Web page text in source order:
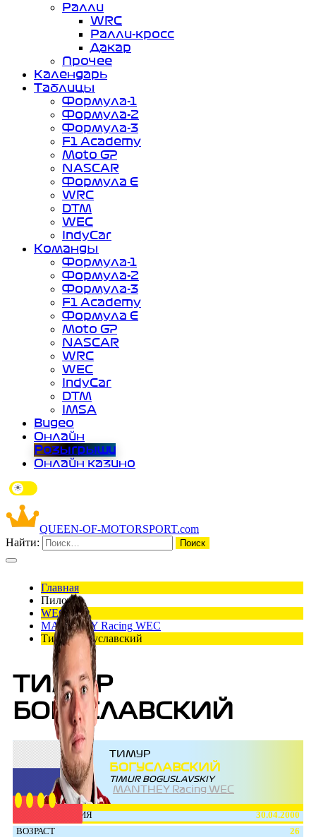
Ралли
WRC
Ралли-кросс
Дакар
Прочее
Календарь
Таблицы
Формула-1
Формула-2
Формула-3
F1 Academy
Moto GP
NASCAR
Формула Е
WRC
DTM
WEC
IndyCar
Команды
Формула-1
Формула-2
Формула-3
F1 Academy
Формула Е
Moto GP
NASCAR
WRC
WEC
IndyCar
DTM
IMSA
Видео
Онлайн
Розыгрыши
Онлайн казино
QUEEN-OF-MOTORSPORT.com
Найти:
Главная
Пилоты
WEC
MANTHEY Racing WEC
Тимур Богуславский
ТИМУР
БОГУСЛАВСКИЙ
ТИМУР
БОГУСЛАВСКИЙ
TIMUR BOGUSLAVSKIY
MANTHEY Racing WEC
ДАТА РОЖДЕНИЯ
30.04.2000
ВОЗРАСТ
26